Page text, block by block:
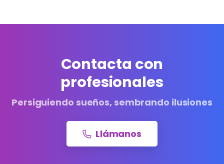
Contacta con
profesionales
Persiguiendo sueños, sembrando ilusiones
Llámanos